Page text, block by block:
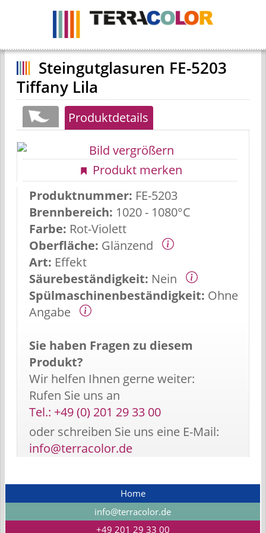
Navigation
ein-
ausblenden
Steingutglasuren FE-5203
Tiffany Lila
Produktdetails
Produkt merken
Produktnummer: FE-5203
Brennbereich: 1020 - 1080°C
Farbe: Rot-Violett
Oberfläche: Glänzend
Art: Effekt
Säurebeständigkeit: Nein
Spülmaschinenbeständigkeit: Ohne
Angabe
Sie haben Fragen zu diesem
Produkt?
Wir helfen Ihnen gerne weiter:
Rufen Sie uns an
Tel.: +49 (0) 201 29 33 00
oder schreiben Sie uns eine E-Mail:
info@terracolor.de
Home
info@terracolor.de
+49 201 29 33 00